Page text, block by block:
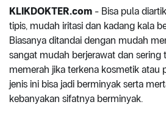
KLIKDOKTER.com - Bisa pula
tipis, mudah iritasi dan kadang kala
Biasanya ditandai dengan mudah
sangat mudah berjerawat dan sering
memerah jika terkena kosmetik atau
jenis ini bisa jadi berminyak serta
kebanyakan sifatnya berminyak.